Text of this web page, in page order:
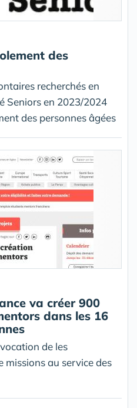
des
recherchés en
Seniors en 2023/2024
des personnes âgées
va créer 900
dans les 16
de les
missions au service des